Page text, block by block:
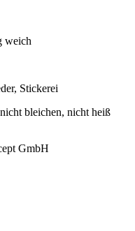
weich
Stickerei
bleichen, nicht heiß
GmbH